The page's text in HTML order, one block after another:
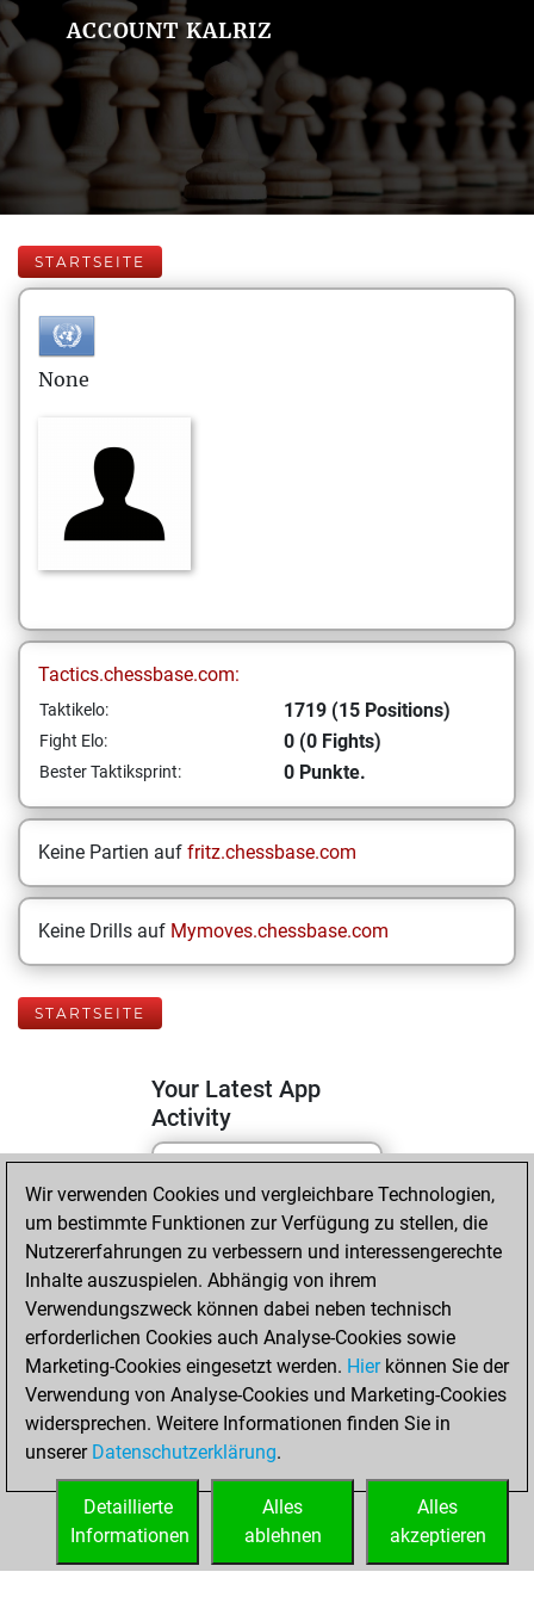
ACCOUNT KALRIZ
STARTSEITE
None
Tactics.chessbase.com:
Taktikelo: 1719 (15 Positions)
Fight Elo: 0 (0 Fights)
Bester Taktiksprint: 0 Punkte.
Keine Partien auf fritz.chessbase.com
Keine Drills auf Mymoves.chessbase.com
STARTSEITE
Your Latest App
Activity
Dienstag, April 14,
2026
You totalled 15
tactics positions
Tactics
You
solved 13 tactics
positions
You achieved
tactics positions
Wir verwenden Cookies und vergleichbare Technologien,
um bestimmte Funktionen zur Verfügung zu stellen, die
Nutzererfahrungen zu verbessern und interessengerechte
Inhalte auszuspielen. Abhängig von ihrem
Verwendungszweck können dabei neben technisch
erforderlichen Cookies auch Analyse-Cookies sowie
Marketing-Cookies eingesetzt werden. Hierkönnen Sie der
Verwendung von Analyse-Cookies und Marketing-Cookies
widersprechen. Weitere Informationen finden Sie in
unserer Datenschutzerklärung.
Alles
akzeptieren
Alles
ablehnen
Detaillierte
Informationen